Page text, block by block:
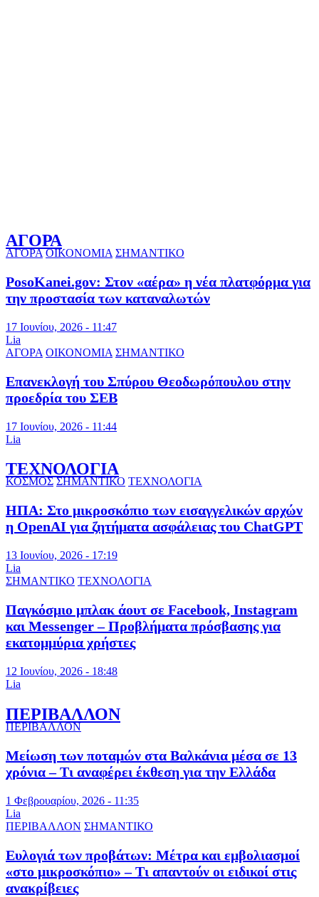
ΑΓΟΡΑ
ΑΓΟΡΑ ΟΙΚΟΝΟΜΙΑ ΣΗΜΑΝΤΙΚΟ
PosoKanei.gov: Στον «αέρα» η νέα πλατφόρμα για
την προστασία των καταναλωτών
17 Ιουνίου, 2026 - 11:47
Lia
ΑΓΟΡΑ ΟΙΚΟΝΟΜΙΑ ΣΗΜΑΝΤΙΚΟ
Επανεκλογή του Σπύρου Θεοδωρόπουλου στην
προεδρία του ΣΕΒ
17 Ιουνίου, 2026 - 11:44
Lia
ΤΕΧΝΟΛΟΓΙΑ
ΚΟΣΜΟΣ ΣΗΜΑΝΤΙΚΟ ΤΕΧΝΟΛΟΓΙΑ
ΗΠΑ: Στο μικροσκόπιο των εισαγγελικών αρχών
η OpenAI για ζητήματα ασφάλειας του ChatGPT
13 Ιουνίου, 2026 - 17:19
Lia
ΣΗΜΑΝΤΙΚΟ ΤΕΧΝΟΛΟΓΙΑ
Παγκόσμιο μπλακ άουτ σε Facebook, Instagram
και Messenger – Προβλήματα πρόσβασης για
εκατομμύρια χρήστες
12 Ιουνίου, 2026 - 18:48
Lia
ΠΕΡΙΒΑΛΛΟΝ
ΠΕΡΙΒΑΛΛΟΝ
Μείωση των ποταμών στα Βαλκάνια μέσα σε 13
χρόνια – Τι αναφέρει έκθεση για την Ελλάδα
1 Φεβρουαρίου, 2026 - 11:35
Lia
ΠΕΡΙΒΑΛΛΟΝ ΣΗΜΑΝΤΙΚΟ
Ευλογιά των προβάτων: Μέτρα και εμβολιασμοί
«στο μικροσκόπιο» – Τι απαντούν οι ειδικοί στις
ανακρίβειες